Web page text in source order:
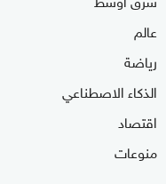
عالم
رياضة
الذكاء الاصطناعي
اقتصاد
منوعات